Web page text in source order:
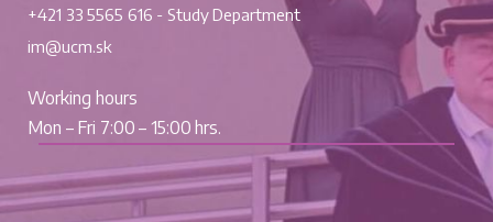
+421 33 5565 616 - Study Department
im@ucm.sk
Working hours
Mon – Fri 7:00 – 15:00 hrs.